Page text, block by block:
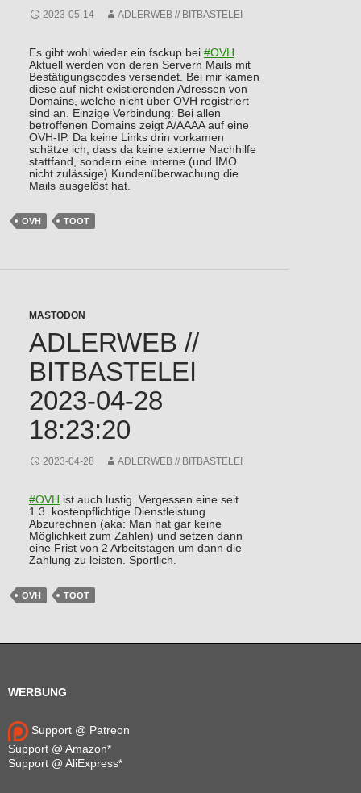
2023-05-14 ADLERWEB // BITBASTELEI
Es gibt wohl wieder ein fsckup bei #OVH
Aktuell werden von deren Servern Mails mit
Bestätigungscodes versendet. Bei mir kamen
diese auf nicht existierenden Adressen von
Domains, welche nicht über OVH registriert
sind an. Einzige Verbindung: Bei allen
betroffenen Domains zeigt A/AAAA auf eine
OVH-IP. Da keine Links drin vorkamen
schätze ich, dass da keine externe Nachhilfe
stattfand, sondern eine interne (und IMO
nicht zulässige) Kundenüberwachung die
Mails ausgelöst hat.
OVH TOOT
MASTODON
ADLERWEB //
BITBASTELEI
2023-04-28
18:23:20
2023-04-28 ADLERWEB // BITBASTELEI
#OVH ist auch lustig. Vergessen eine seit
1.3. kostenpflichtige Dienstleistung
Abzurechnen (aka: Man hat gar keine
Möglichkeit zum Zahlen) und setzen dann
eine Frist von 2 Arbeitstagen um dann die
Zahlung zu leisten. Sportlich.
OVH TOOT
WERBUNG
Support @ Patreon
Support @ Amazon*
Support @ AliExpress*